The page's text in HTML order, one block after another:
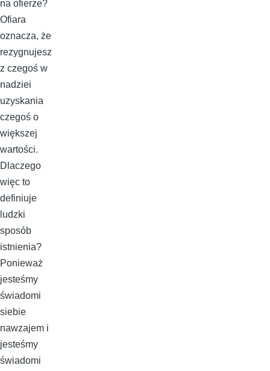
na ofierze?
Ofiara
oznacza, że
rezygnujesz
z czegoś w
nadziei
uzyskania
czegoś o
większej
wartości.
Dlaczego
więc to
definiuje
ludzki
sposób
istnienia?
Ponieważ
jesteśmy
świadomi
siebie
nawzajem i
jesteśmy
świadomi